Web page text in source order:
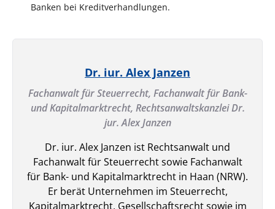
Banken bei Kreditverhandlungen.
Dr. iur. Alex Janzen
Fachanwalt für Steuerrecht, Fachanwalt für Bank-
und Kapitalmarktrecht, Rechtsanwaltskanzlei Dr.
jur. Alex Janzen
Dr. iur. Alex Janzen ist Rechtsanwalt und
Fachanwalt für Steuerrecht sowie Fachanwalt
für Bank- und Kapitalmarktrecht in Haan (NRW).
Er berät Unternehmen im Steuerrecht,
Kapitalmarktrecht, Gesellschaftsrecht sowie im